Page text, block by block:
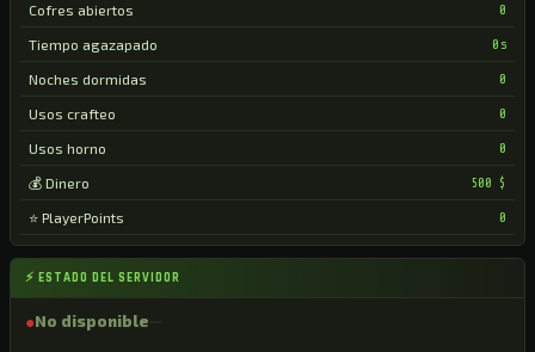
⚡ ESTADO DEL SERVIDOR
●No disponible
Cofres abiertos 0
Tiempo agazapado 0s
Noches dormidas 0
Usos crafteo 0
Usos horno 0
💰 Dinero 500 $
⭐ PlayerPoints 0